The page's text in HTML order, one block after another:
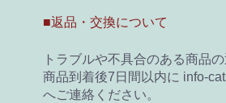
■返品・交換について
トラブルや不具合のある商品
商品到着後7日間以内に info-
へご連絡ください。